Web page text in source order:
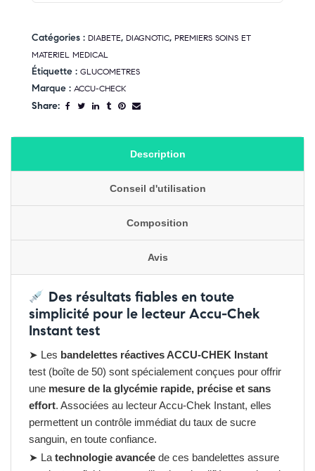
Catégories : DIABETE, DIAGNOTIC, PREMIERS SOINS ET
MATERIEL MEDICAL
Étiquette : GLUCOMETRES
Marque : ACCU-CHECK
Share:
Description
Conseil d'utilisation
Composition
Avis
Des résultats fiables en toute
simplicité pour le lecteur Accu-Chek
Instant test
➤ Les bandelettes réactives ACCU-CHEK Instant
test (boîte de 50) sont spécialement conçues pour offrir
une mesure de la glycémie rapide, précise et sans
effort. Associées au lecteur Accu-Chek Instant, elles
permettent un contrôle immédiat du taux de sucre
sanguin, en toute confiance.
➤ La technologie avancée de ces bandelettes assure